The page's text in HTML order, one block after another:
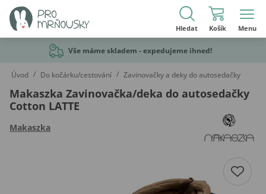
Hledat Košík Menu
Vše máme skladem - expedujeme ihned!
Úvod / Do kočárku/cestování / Zavinovačky a deky do autosedačky
Makaszka Zavinovačka/deka do autosedačky
Cotton LATTE
Makaszka